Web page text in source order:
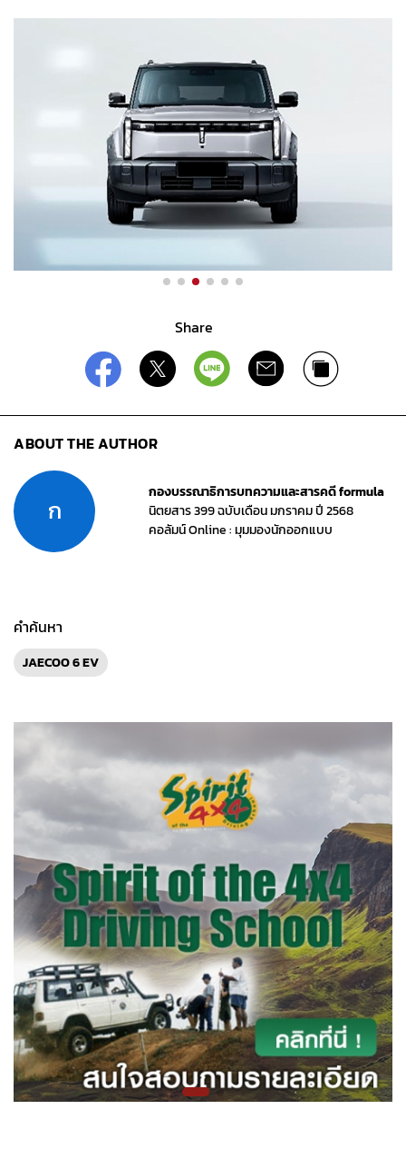
Share
ABOUT THE AUTHOR
ก
กองบรรณาธิการบทความและสารคดี formula
นิตยสาร 399 ฉบับเดือน มกราคม ปี 2568
คอลัมน์ Online : มุมมองนักออกแบบ
คำค้นหา
JAECOO 6 EV